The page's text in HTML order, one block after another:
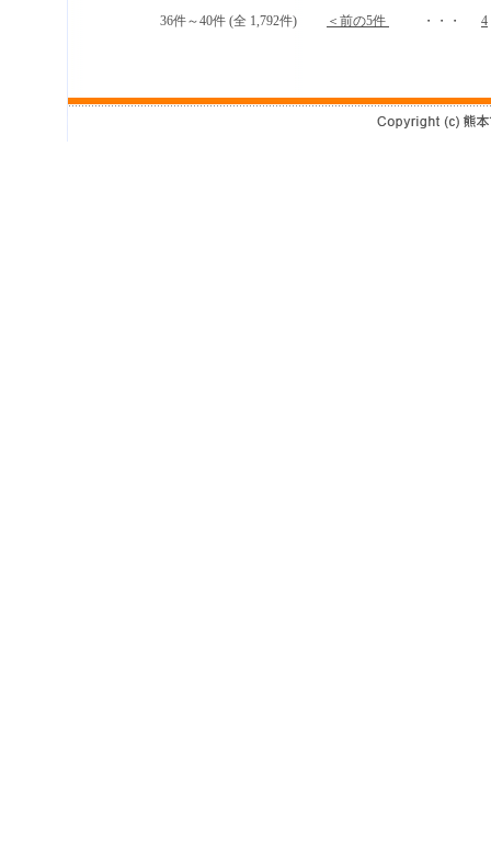
36件～40件 (全 1,792件) ＜前の5件 ・・・ 4